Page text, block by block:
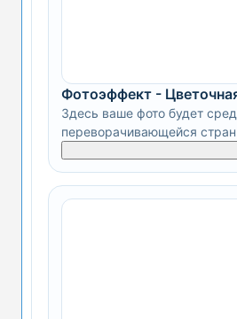
Фотоэффект -
Здесь ваше фото будет
переворачивающейся